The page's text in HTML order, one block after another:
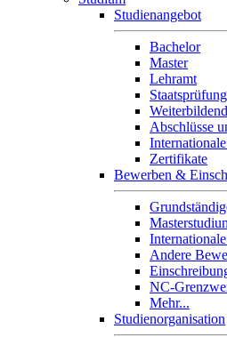
Studienangebot
Bachelor
Master
Lehramt
Staatsprüfung
Abschlüsse
Zertifikate
Bewerben &
Andere
NC-
Mehr...
Studienorganisation